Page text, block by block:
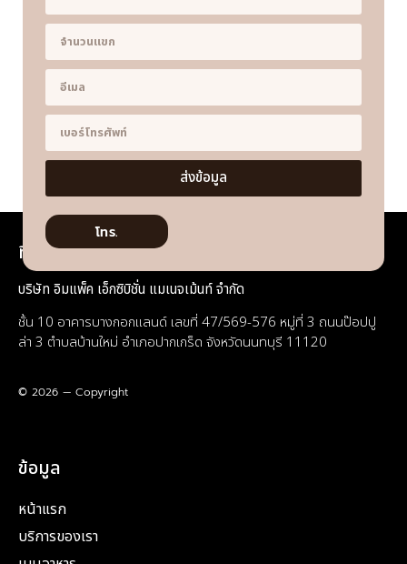
ส่งข้อมูล
โทร.
ที่อยู่
บริษัท อิมแพ็ค เอ็กซิบิชั่น แมเนจเม้นท์ จำกัด
ชั้น 10 อาคารบางกอกแลนด์ เลขที่ 47/569-576 หมู่ที่ 3 ถนนป๊อปปู
ล่า 3 ตำบลบ้านใหม่ อำเภอปากเกร็ด จังหวัดนนทบุรี 11120
© 2026 — Copyright
ข้อมูล
หน้าแรก
บริการของเรา